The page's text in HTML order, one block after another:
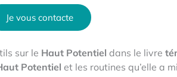
Je vous contacte
sur le Haut Potentiel dans le livre
Potentiel et les routines qu’elle a